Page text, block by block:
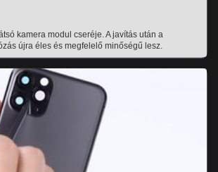
kamera modul cseréje. A javítás után a
újra éles és megfelelő minőségű lesz.